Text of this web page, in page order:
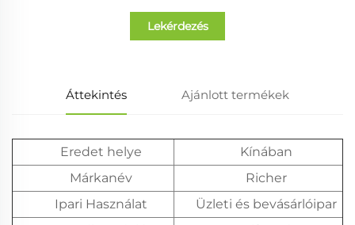
Lekérdezés
Áttekintés Ajánlott termékek
Eredet helye
Kínában
Márkanév
Richer
Ipari Használat
Üzleti és bevásárlóipar